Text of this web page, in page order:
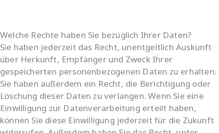
Welche Rechte haben Sie bezüglich Ihrer Daten?
Sie haben jederzeit das Recht, unentgeltlich Auskunft
über Herkunft, Empfänger und Zweck Ihrer
gespeicherten personenbezogenen Daten zu erhalten.
Sie haben außerdem ein Recht, die Berichtigung oder
Löschung dieser Daten zu verlangen. Wenn Sie eine
Einwilligung zur Datenverarbeitung erteilt haben,
können Sie diese Einwilligung jederzeit für die Zukunft